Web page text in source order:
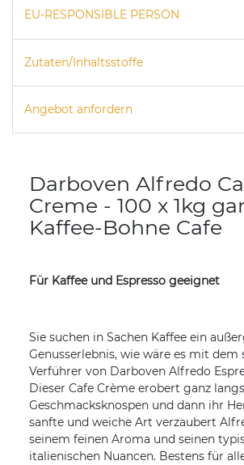
EU-RESPONSIBLE PERSON
Zutaten/Inhaltsstoffe
Angebot anfordern
Darboven Alfredo
Creme - 100 x 1kg
Kaffee-Bohne Cafe
Für Kaffee und Espresso geeignet
Sie suchen in Sachen Kaffee ein
Genusserlebnis, wie wäre es mit dem
Verführer von Darboven Alfredo
Dieser Cafe Crème erobert ganz
Geschmacksknospen und dann ihr
sanfte und weiche Art verzaubert
seinem feinen Aroma und seinen
italienischen Nuancen. Bestens für